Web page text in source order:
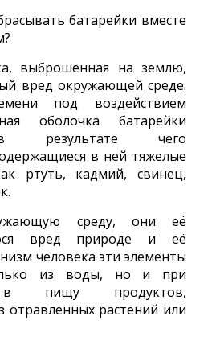
батарейки вместе
выброшенная на землю,
вред окружающей среде.
под воздействием
оболочка батарейки
в результате чего
в ней тяжелые
ртуть, кадмий, свинец,
среду, они её
вред природе и её
человека эти элементы
из воды, но и при
в пищу продуктов,
отравленных растений или